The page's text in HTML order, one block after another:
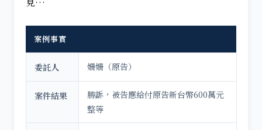
案例事實
委託人 姍姍（原告）
案件結果
勝訴，被告應給付原告新台幣600萬元
整等